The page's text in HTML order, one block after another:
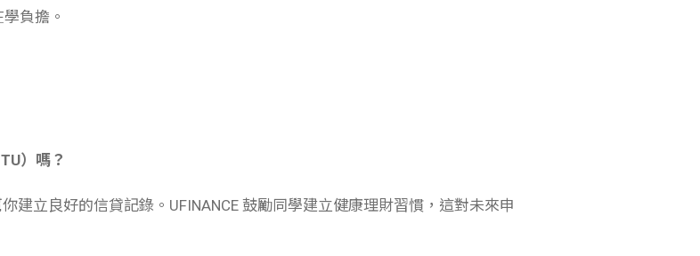
負擔。
）嗎？
建立良好的信貸記錄。UFINANCE 鼓勵同學建立健康理財習慣，這對未來申